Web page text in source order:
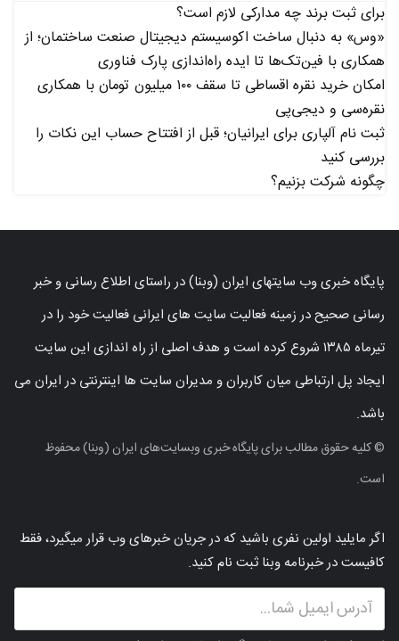
برای ثبت برند چه مدارکی لازم است؟
«وس» به دنبال ساخت اکوسیستم دیجیتال صنعت ساختمان؛ از
همکاری با فین‌تک‌ها تا ایده راه‌اندازی پارک فناوری
امکان خرید نقره اقساطی تا سقف ۱۰۰ میلیون تومان با همکاری
نقره‌سی و دیجی‌پی
ثبت نام آلپاری برای ایرانیان؛ قبل از افتتاح حساب این نکات را
بررسی کنید
چگونه شرکت بزنیم؟
پایگاه خبری وب سایتهای ایران (وبنا) در راستای اطلاع رسانی و خبر
رسانی صحیح در زمینه فعالیت سایت های ایرانی فعالیت خود را در
تیرماه ۱۳۸۵ شروع کرده است و هدف اصلی از راه اندازی این سایت
ایجاد پل ارتباطی میان کاربران و مدیران سایت ها اینترنتی در ایران می
باشد.
© کلیه حقوق مطالب برای پایگاه خبری وبسایت‌های ایران (وبنا) محفوظ
است.
اگر مایلید اولین نفری باشید که در جریان خبرهای وب قرار میگیرد، فقط
کافیست در خبرنامه وبنا ثبت نام کنید.